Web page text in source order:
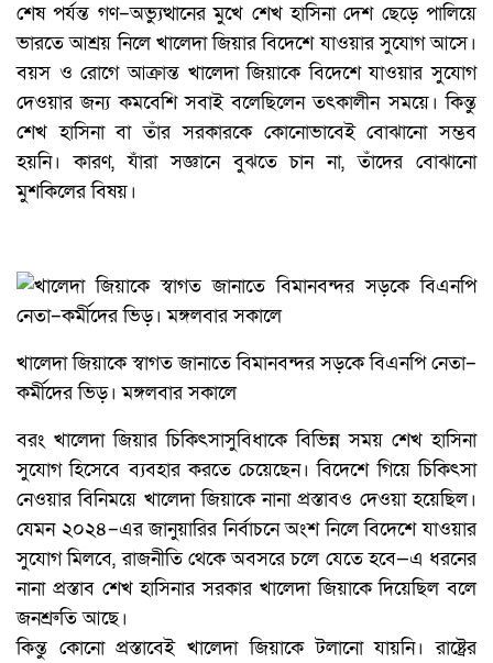
শেষ পর্যন্ত গণ–অভ্যুত্থানের মুখে শেখ হাসিনা দেশ ছেড়ে পালিয়ে
ভারতে আশ্রয় নিলে খালেদা জিয়ার বিদেশে যাওয়ার সুযোগ আসে।
বয়স ও রোগে আক্রান্ত খালেদা জিয়াকে বিদেশে যাওয়ার সুযোগ
দেওয়ার জন্য কমবেশি সবাই বলেছিলেন তৎকালীন সময়ে। কিন্তু
শেখ হাসিনা বা তাঁর সরকারকে কোনোভাবেই বোঝানো সম্ভব
হয়নি। কারণ, যাঁরা সজ্ঞানে বুঝতে চান না, তাঁদের বোঝানো
মুশকিলের বিষয়।
খালেদা জিয়াকে স্বাগত জানাতে বিমানবন্দর সড়কে বিএনপি নেতা–
কর্মীদের ভিড়। মঙ্গলবার সকালে
বরং খালেদা জিয়ার চিকিৎসাসুবিধাকে বিভিন্ন সময় শেখ হাসিনা
সুযোগ হিসেবে ব্যবহার করতে চেয়েছেন। বিদেশে গিয়ে চিকিৎসা
নেওয়ার বিনিময়ে খালেদা জিয়াকে নানা প্রস্তাবও দেওয়া হয়েছিল।
যেমন ২০২৪–এর জানুয়ারির নির্বাচনে অংশ নিলে বিদেশে যাওয়ার
সুযোগ মিলবে, রাজনীতি থেকে অবসরে চলে যেতে হবে—এ ধরনের
নানা প্রস্তাব শেখ হাসিনার সরকার খালেদা জিয়াকে দিয়েছিল বলে
জনশ্রুতি আছে।
কিন্তু কোনো প্রস্তাবেই খালেদা জিয়াকে টলানো যায়নি। রাষ্ট্রের